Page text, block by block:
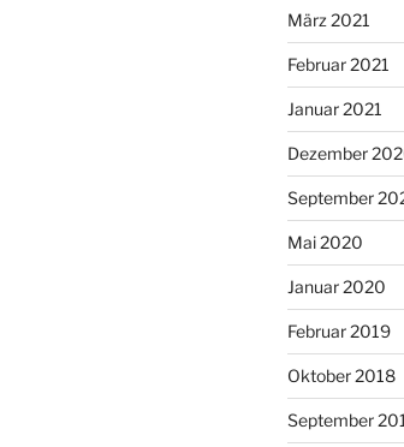
März 2021
Februar 2021
Januar 2021
Dezember
September
Mai 2020
Januar 2020
Februar 2019
Oktober 2018
September